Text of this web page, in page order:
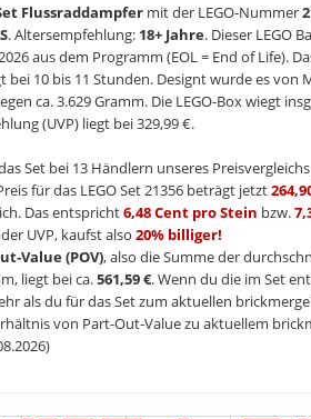
Flussraddampfermit der LEGO-Nummer
. Altersempfehlung: 18+ Jahre. Dieser LEGO
aus dem Programm (EOL = End of Life).
bei 10 bis 11 Stunden. Designt wurde es von
ca. 3.629 Gramm. Die LEGO-Box wiegt
(UVP) liegt bei 329,99 €.
Set bei 13 Händlern unseres
für das LEGO Set 21356 beträgt jetzt
Das entspricht6,48 Cent pro Stein bzw.
UVP, kaufst also 20% billiger!
Value (POV), also die Summe der
liegt bei ca.561,59 €. Wenn du die im Set
als du für das Set zum aktuellen
von Part-Out-Value zu aktuellem